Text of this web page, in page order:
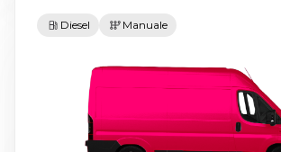
Diesel Manuale